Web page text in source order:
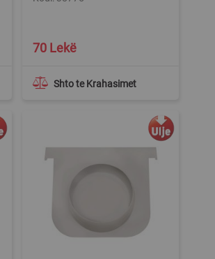
Shto te Krahasimet
70 Lekë